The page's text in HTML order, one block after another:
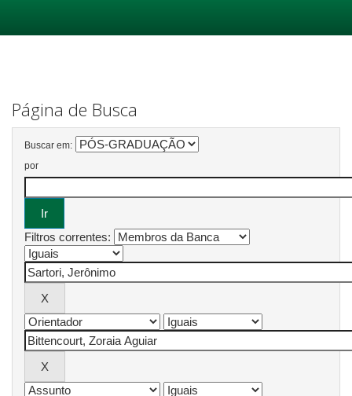
Página de Busca
Buscar em:
por
Filtros correntes: